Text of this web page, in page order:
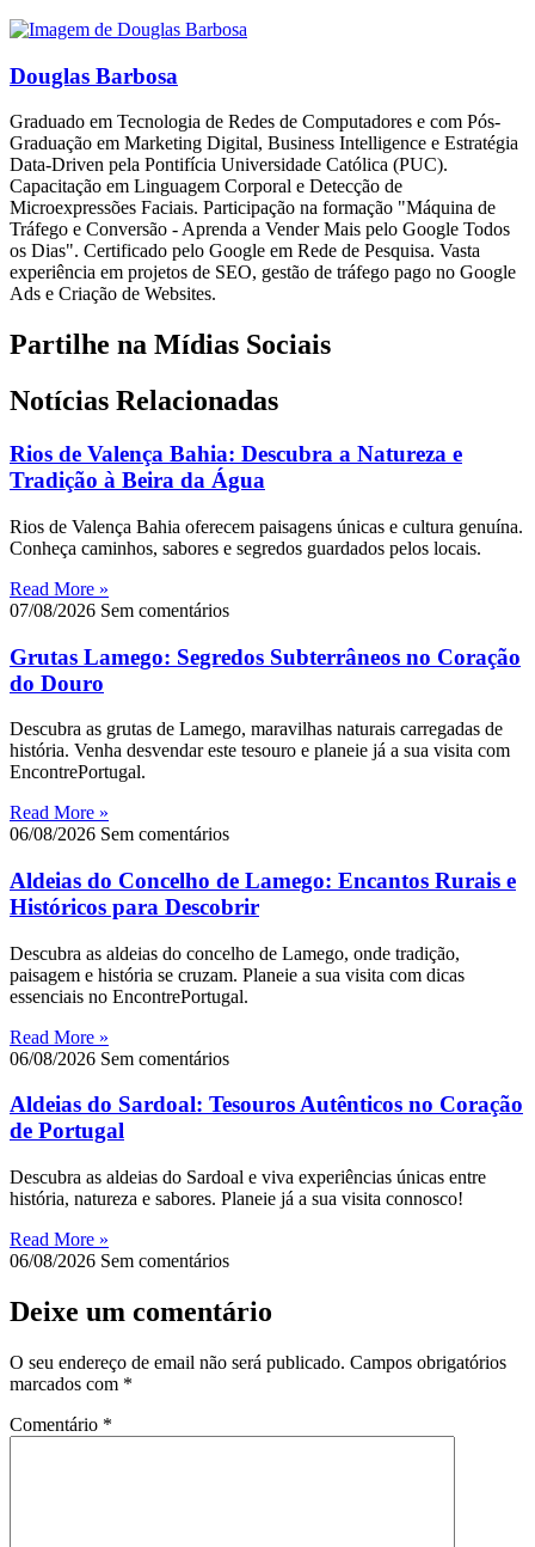
Douglas Barbosa
Graduado em Tecnologia de Redes de Computadores e com Pós-
Graduação em Marketing Digital, Business Intelligence e Estratégia
Data-Driven pela Pontifícia Universidade Católica (PUC).
Capacitação em Linguagem Corporal e Detecção de
Microexpressões Faciais. Participação na formação "Máquina de
Tráfego e Conversão - Aprenda a Vender Mais pelo Google Todos
os Dias". Certificado pelo Google em Rede de Pesquisa. Vasta
experiência em projetos de SEO, gestão de tráfego pago no Google
Ads e Criação de Websites.
Partilhe na Mídias Sociais
Notícias Relacionadas
Rios de Valença Bahia: Descubra a Natureza e
Tradição à Beira da Água
Rios de Valença Bahia oferecem paisagens únicas e cultura genuína.
Conheça caminhos, sabores e segredos guardados pelos locais.
Read More »
07/08/2026 Sem comentários
Grutas Lamego: Segredos Subterrâneos no Coração
do Douro
Descubra as grutas de Lamego, maravilhas naturais carregadas de
história. Venha desvendar este tesouro e planeie já a sua visita com
EncontrePortugal.
Read More »
06/08/2026 Sem comentários
Aldeias do Concelho de Lamego: Encantos Rurais e
Históricos para Descobrir
Descubra as aldeias do concelho de Lamego, onde tradição,
paisagem e história se cruzam. Planeie a sua visita com dicas
essenciais no EncontrePortugal.
Read More »
06/08/2026 Sem comentários
Aldeias do Sardoal: Tesouros Autênticos no Coração
de Portugal
Descubra as aldeias do Sardoal e viva experiências únicas entre
história, natureza e sabores. Planeie já a sua visita connosco!
Read More »
06/08/2026 Sem comentários
Deixe um comentário
O seu endereço de email não será publicado. Campos obrigatórios
marcados com *
Comentário *